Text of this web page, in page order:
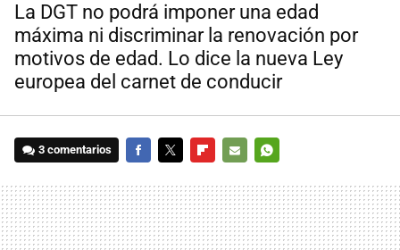
La DGT no podrá imponer una edad
máxima ni discriminar la renovación por
motivos de edad. Lo dice la nueva Ley
europea del carnet de conducir
3 comentarios
MAIL